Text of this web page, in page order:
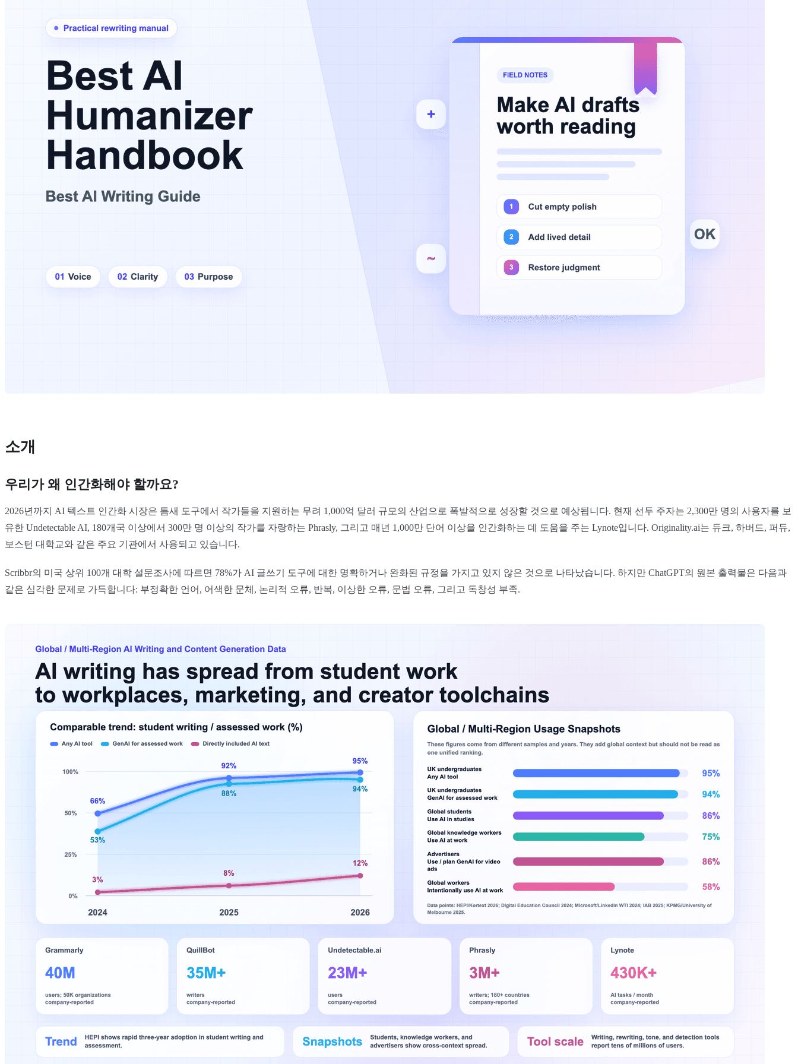
소개
우리가 왜 인간화해야 할까요?
2026년까지 AI 텍스트 인간화 시장은 틈새 도구에서 작가들을 지원하는 무려 1,000억 달러 규모의 산업으로 폭발적으로 성장할 것으로 예상됩니다. 현재 선두 주자는 2,300만 명의 사용자를 보
유한 Undetectable AI, 180개국 이상에서 300만 명 이상의 작가를 자랑하는 Phrasly, 그리고 매년 1,000만 단어 이상을 인간화하는 데 도움을 주는 Lynote입니다. Originality.ai는 듀크, 하버드, 퍼듀,
보스턴 대학교와 같은 주요 기관에서 사용되고 있습니다.
Scribbr의 미국 상위 100개 대학 설문조사에 따르면 78%가 AI 글쓰기 도구에 대한 명확하거나 완화된 규정을 가지고 있지 않은 것으로 나타났습니다. 하지만 ChatGPT의 원본 출력물은 다음과
같은 심각한 문제로 가득합니다: 부정확한 언어, 어색한 문체, 논리적 오류, 반복, 이상한 오류, 문법 오류, 그리고 독창성 부족.